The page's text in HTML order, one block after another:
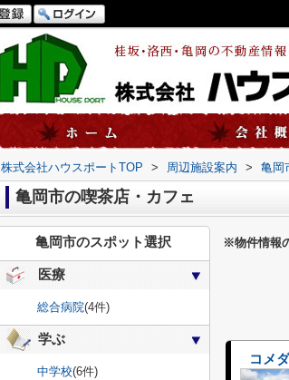
株式会社ハウスポートTOP > 周辺施設案内 > 亀岡
亀岡市の喫茶店・カフェ
※物件情報
コメ
亀岡市のスポット選択
医療
総合病院(4件)
学ぶ
中学校(6件)